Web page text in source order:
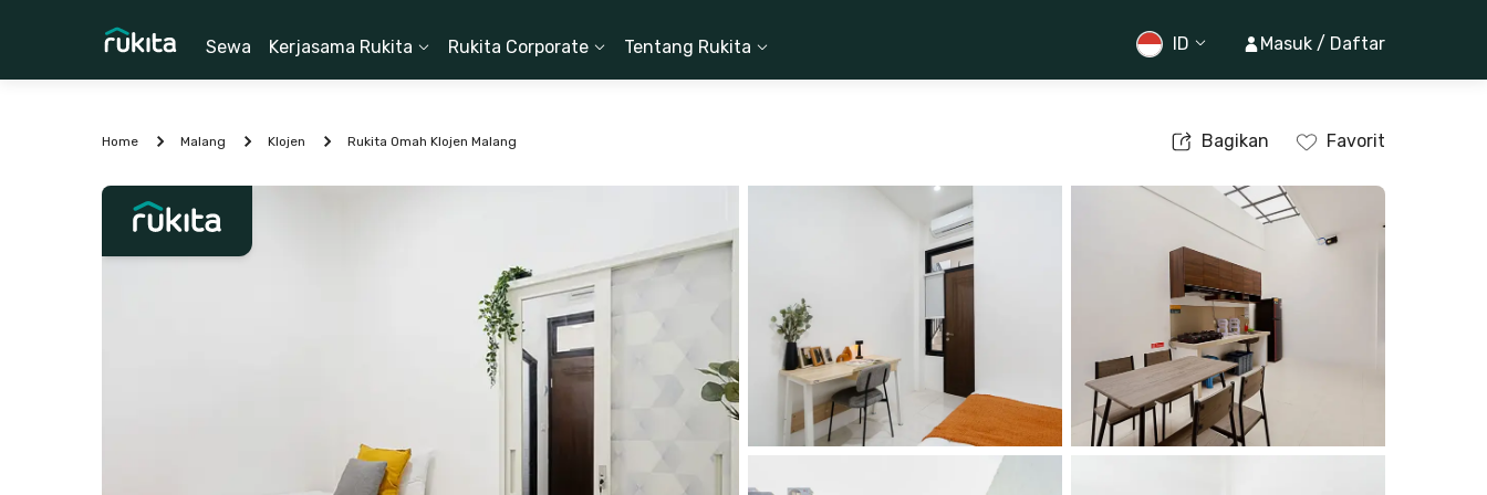
Sewa Kerjasama Rukita Rukita Corporate Tentang Rukita ID Masuk / Daftar
Home Malang Klojen Rukita Omah Klojen Malang Bagikan Favorit